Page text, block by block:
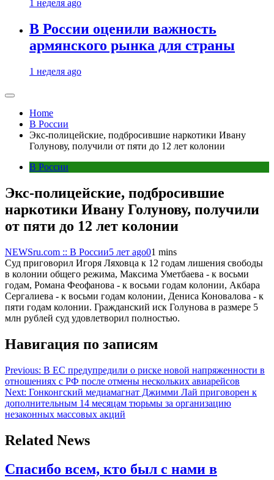
1 неделя ago
В России оценили важность
армянского рынка для страны
1 неделя ago
Home
В России
Экс-полицейские, подбросившие наркотики Ивану
Голунову, получили от пяти до 12 лет колонии
В России
Экс-полицейские, подбросившие
наркотики Ивану Голунову, получили
от пяти до 12 лет колонии
NEWSru.com :: В России5 лет ago01 mins
Суд приговорил Игоря Ляховца к 12 годам лишения свободы
в колонии общего режима, Максима Уметбаева - к восьми
годам, Романа Феофанова - к восьми годам колонии, Акбара
Сергалиева - к восьми годам колонии, Дениса Коновалова - к
пяти годам колонии. Гражданский иск Голунова в размере 5
млн рублей суд удовлетворил полностью.
Навигация по записям
Previous: В ЕС предупредили о риске новой напряженности в
отношениях с РФ после отмены нескольких авиарейсов
Next: Гонконгский медиамагнат Джимми Лай приговорен к
дополнительным 14 месяцам тюрьмы за организацию
незаконных массовых акций
Related News
Спасибо всем, кто был с нами в